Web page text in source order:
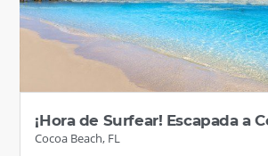
¡Hora de Surfear! Escapada a
Cocoa Beach, FL